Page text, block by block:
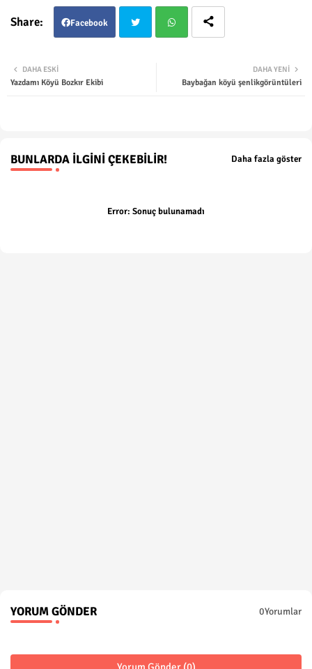
Facebook
DAHA YENI
Baybağan köyü şenlikgörüntüleri
DAHA ESKI
Yazdamı Köyü Bozkır Ekibi
BUNLARDA İLGINI ÇEKEBILIR! Daha fazla göster
Error: Sonuç bulunamadı
YORUM GÖNDER 0Yorumlar